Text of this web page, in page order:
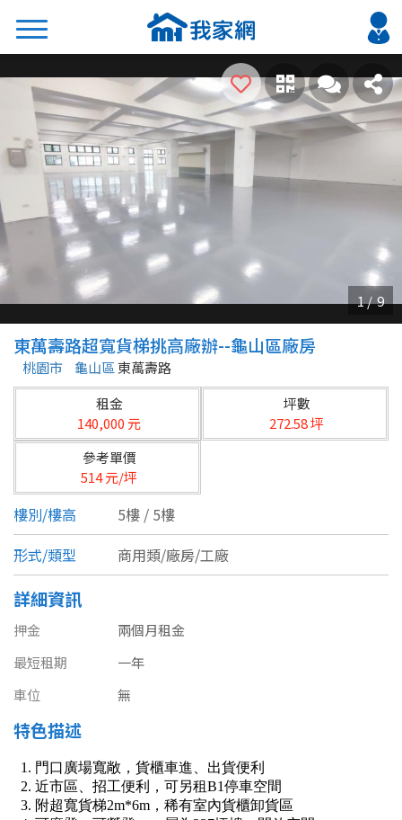
搜尋
熱門關鍵字
2026 台北降價好屋限量釋出
2026 台中降價好屋限量釋出
2026 台南降價好屋限量釋出
2026 高雄降價好屋限量釋出
縣市
不限
台北市
基隆市
新北市
宜蘭縣
桃園市
苗栗縣
彰化縣
南投縣
區域
類型(可複選)
不拘
透天厝
廠辦
坪數
東萬壽路超寬貨梯挑高廠辦--龜山區廠房
桃園市 龜山區 東萬壽路
租金
140,000 元
坪數
272.58 坪
參考單價
514 元/坪
樓別/樓高
5樓 / 5樓
形式/類型
商用類/廠房/工廠
詳細資訊
押金
兩個月租金
最短租期
一年
車位
無
特色描述